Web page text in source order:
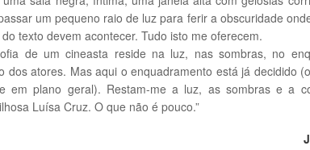
um pequeno raio de luz para ferir a obscuridade
texto devem acontecer. Tudo isto me oferecem.
de um cineasta reside na luz, nas sombras, no
dos atores. Mas aqui o enquadramento está já decidido
em plano geral). Restam-me a luz, as sombras e a
Luísa Cruz. O que não é pouco.”